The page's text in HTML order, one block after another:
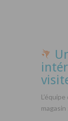
magasin :